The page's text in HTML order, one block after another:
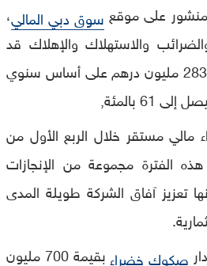
على موقع سوق دبي المالي،
والاستهلاك والإهلاك قد
ارتفع بنسبة 4 بالمئة إلى 283 مليون درهم على أساس سنوي
بالمئة,
مالي مستقر خلال الربع الأول من
هذه الفترة مجموعة من الإنجازات
تعزيز آفاق الشركة طويلة المدى
صكوك خضراء
بقيمة 700 مليون